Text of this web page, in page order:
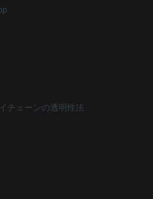
チェーンの透明性法